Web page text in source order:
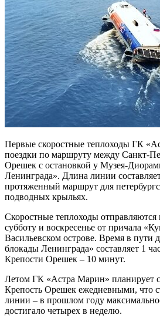
Первые скоростные теплоходы ГК
поездки по маршруту между Санкт-
Орешек с остановкой у Музея-
Ленинграда». Длина линии
протяженный маршрут для
подводных крыльях.
Скоростные теплоходы
субботу и воскресенье от причала
Васильевском острове. Время в пути
блокады Ленинграда» составляет 1
Крепости Орешек – 10 минут.
Летом ГК «Астра Марин» планирует
Крепость Орешек ежедневными, что
линии – в прошлом году
достигало четырех в неделю.